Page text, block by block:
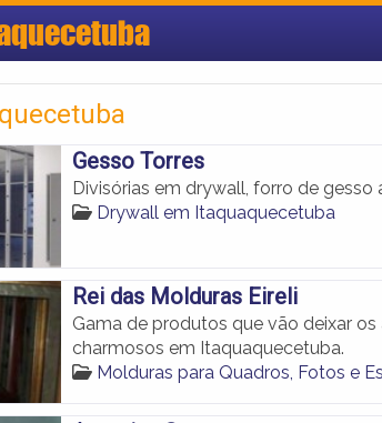
Gesso Torres
Divisórias em drywall, forro de
Drywall em Itaquaquecetuba
Rei das Molduras Eireli
Gama de produtos que vão deixar
charmosos em Itaquaquecetuba.
Molduras para Quadros, Fotos e